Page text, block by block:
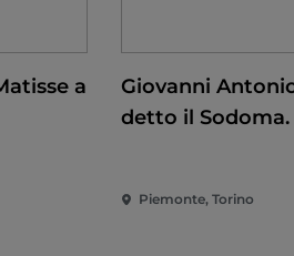
a
Giovanni
detto il Sodoma.
Piemonte, Torino